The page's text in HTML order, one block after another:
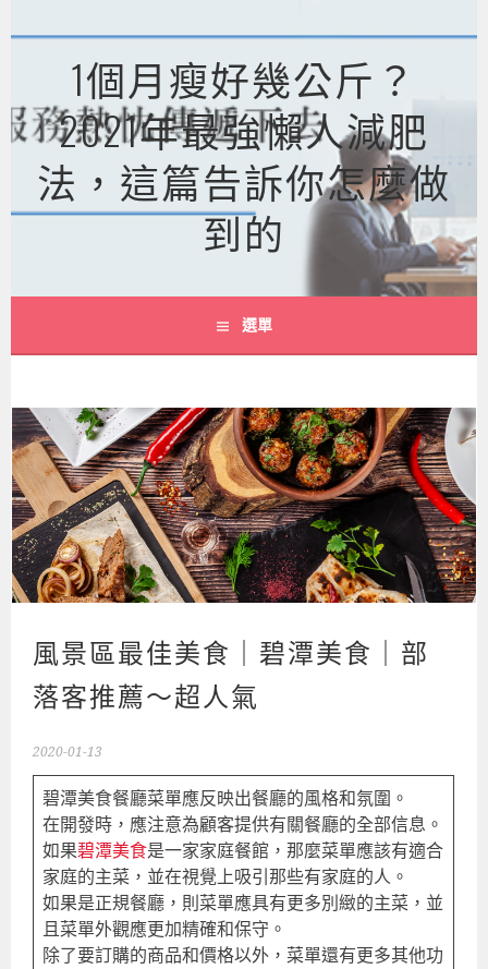
至
內
容
1個月瘦好幾公斤？
2021年最強懶人減肥
法，這篇告訴你怎麼做
到的
選單
風景區最佳美食｜碧潭美食｜部
落客推薦～超人氣
2020-01-13
碧潭美食餐廳菜單應反映出餐廳的風格和氛圍。
在開發時，應注意為顧客提供有關餐廳的全部信息。
如果碧潭美食是一家家庭餐館，那麼菜單應該有適合
家庭的主菜，並在視覺上吸引那些有家庭的人。
如果是正規餐廳，則菜單應具有更多別緻的主菜，並
且菜單外觀應更加精確和保守。
除了要訂購的商品和價格以外，菜單還有更多其他功